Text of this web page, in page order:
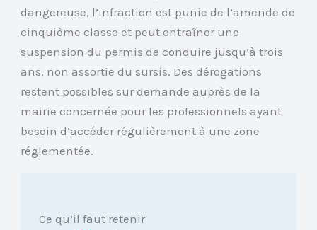
dangereuse, l’infraction est punie de l’amende de
cinquième classe et peut entraîner une
suspension du permis de conduire jusqu’à trois
ans, non assortie du sursis. Des dérogations
restent possibles sur demande auprès de la
mairie concernée pour les professionnels ayant
besoin d’accéder régulièrement à une zone
réglementée.
Ce qu’il faut retenir